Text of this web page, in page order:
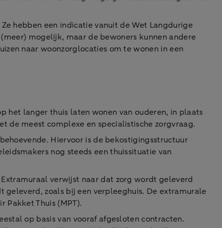
hebben een indicatie vanuit de Wet Langdurige
mogelijk, maar de bewoners kunnen andere
naar woonzorglocaties om te wonen in een
het langer thuis laten wonen van ouderen, in plaats
de meest complexe en specialistische zorgvraag.
Hiervoor is de bekostigingsstructuur
nog steeds een thuissituatie van
verwijst naar dat zorg wordt geleverd
zoals bij een verpleeghuis. De extramurale
Pakket Thuis (MPT).
op basis van vooraf afgesloten contracten.